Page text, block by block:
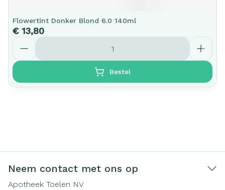
Flowertint Donker Blond 6.0 140ml
€ 13,80
Aantal
Bestel
Neem contact met ons op
Apotheek Toelen NV